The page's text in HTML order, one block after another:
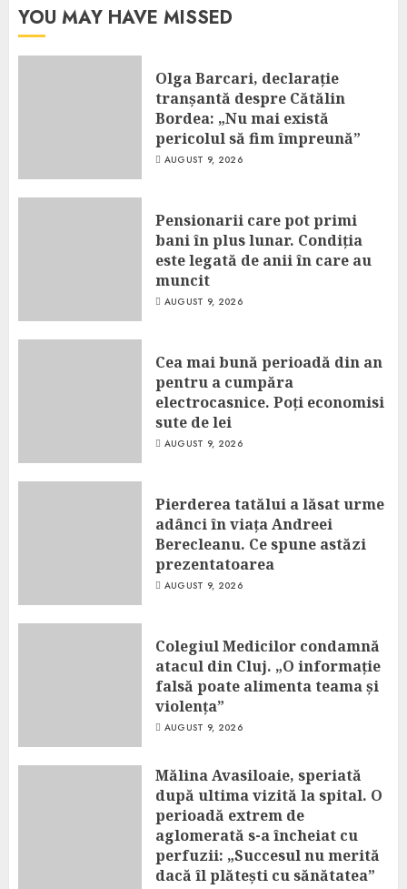
YOU MAY HAVE MISSED
Olga Barcari, declarație
tranșantă despre Cătălin
Bordea: „Nu mai există
pericolul să fim împreună”
AUGUST 9, 2026
Pensionarii care pot primi
bani în plus lunar. Condiția
este legată de anii în care au
muncit
AUGUST 9, 2026
Cea mai bună perioadă din an
pentru a cumpăra
electrocasnice. Poți economisi
sute de lei
AUGUST 9, 2026
Pierderea tatălui a lăsat urme
adânci în viața Andreei
Berecleanu. Ce spune astăzi
prezentatoarea
AUGUST 9, 2026
Colegiul Medicilor condamnă
atacul din Cluj. „O informație
falsă poate alimenta teama și
violența”
AUGUST 9, 2026
Mălina Avasiloaie, speriată
după ultima vizită la spital. O
perioadă extrem de
aglomerată s-a încheiat cu
perfuzii: „Succesul nu merită
dacă îl plătești cu sănătatea”